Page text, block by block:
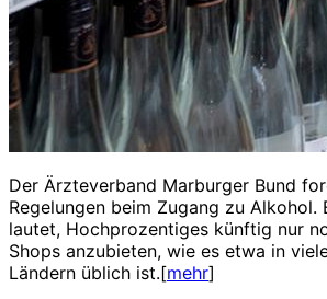
Der Ärzteverband Marburger Bund
Regelungen beim Zugang zu Alkohol.
lautet, Hochprozentiges künftig nur
Shops anzubieten, wie es etwa in
Ländern üblich ist.[mehr]